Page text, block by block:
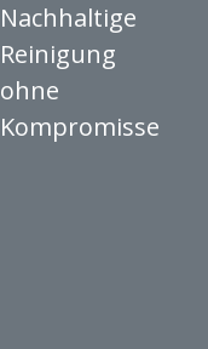
Nachhaltige
Reinigung
ohne
Kompromisse